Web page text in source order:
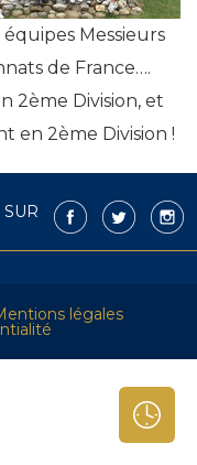
Messieurs
de France….
2ème Division, et
en 2ème Division !
légales